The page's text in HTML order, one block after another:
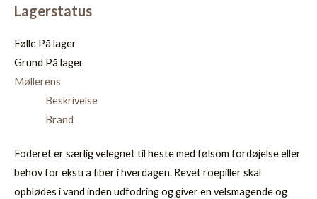
Lagerstatus
Følle På lager
Grund På lager
Møllerens
Beskrivelse
Brand
Foderet er særlig velegnet til heste med følsom fordøjelse eller
behov for ekstra fiber i hverdagen. Revet roepiller skal
opblødes i vand inden udfodring og giver en velsmagende og